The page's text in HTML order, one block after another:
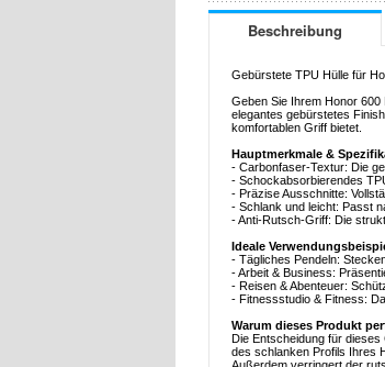
Beschreibung
Gebürstete TPU Hülle für
Geben Sie Ihrem Honor
elegantes gebürstetes
komfortablen Griff bietet.
Hauptmerkmale &
- Carbonfaser-Textur: Die
- Schockabsorbierendes
- Präzise Ausschnitte:
- Schlank und leicht: Passt
- Anti-Rutsch-Griff: Die
Ideale
- Tägliches Pendeln:
- Arbeit & Business:
- Reisen & Abenteuer:
- Fitnessstudio & Fitness:
Warum dieses Produkt
Die Entscheidung für
des schlanken Profils Ihres